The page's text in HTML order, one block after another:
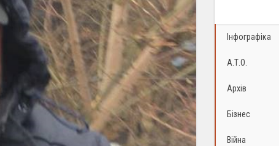
Інфографіка
А.Т.О.
Архів
Бізнес
Війна